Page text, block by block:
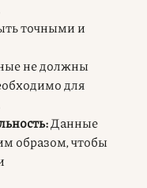
точными и
не должны
для
Данные
образом, чтобы